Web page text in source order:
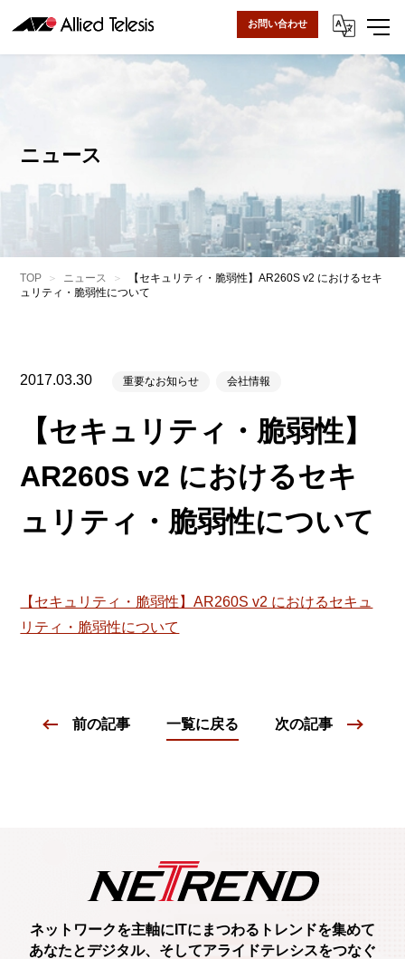
お問い合わせ
ニュース
TOP ニュース
【セキュリティ・脆弱性】AR260S v2 におけるセキ
ュリティ・脆弱性について
2017.03.30 重要なお知らせ 会社情報
【セキュリティ・脆弱性】
AR260S v2 におけるセキ
ュリティ・脆弱性について
【セキュリティ・脆弱性】AR260S v2 におけるセキュ
リティ・脆弱性について
前の記事 一覧に戻る 次の記事
ネットワークを主軸に ITにまつわるトレンドを集めて
あなたとデジタル、 そしてアライドテレシスをつなぐ